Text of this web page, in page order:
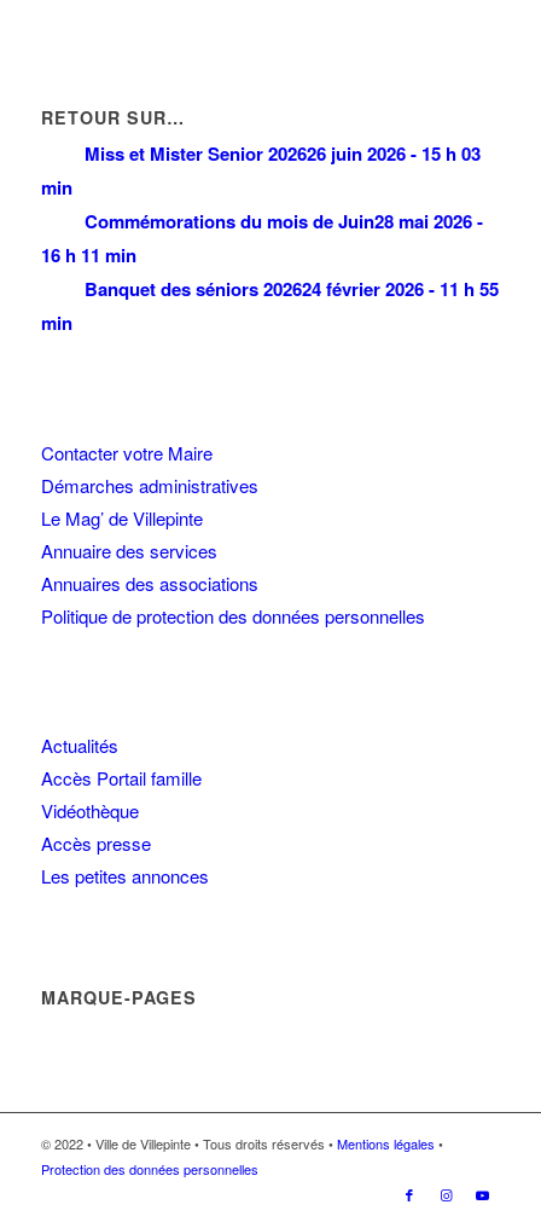
RETOUR SUR…
Miss et Mister Senior 202626 juin 2026 - 15 h 03
min
Commémorations du mois de Juin28 mai 2026 -
16 h 11 min
Banquet des séniors 202624 février 2026 - 11 h 55
min
Contacter votre Maire
Démarches administratives
Le Mag’ de Villepinte
Annuaire des services
Annuaires des associations
Politique de protection des données personnelles
Actualités
Accès Portail famille
Vidéothèque
Accès presse
Les petites annonces
MARQUE-PAGES
© 2022 • Ville de Villepinte • Tous droits réservés •Mentions légales •
Protection des données personnelles